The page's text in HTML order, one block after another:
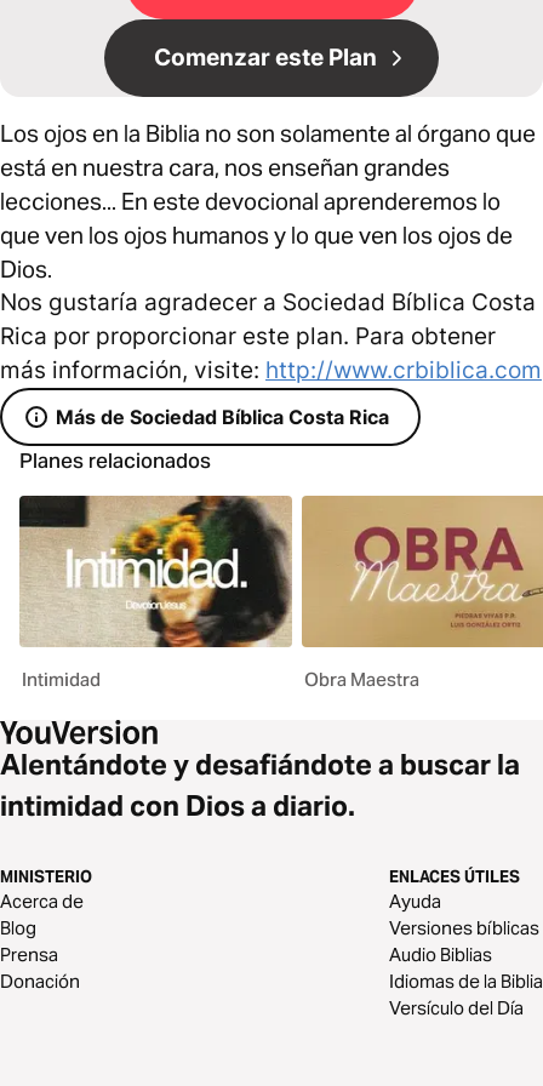
Comenzar este Plan
Los ojos en la Biblia no son solamente al órgano que
está en nuestra cara, nos enseñan grandes
lecciones... En este devocional aprenderemos lo
que ven los ojos humanos y lo que ven los ojos de
Dios.
Nos gustaría agradecer a Sociedad Bíblica Costa
Rica por proporcionar este plan. Para obtener
más información, visite: http://www.crbiblica.com
Más de Sociedad Bíblica Costa Rica
Planes relacionados
Intimidad Obra Maestra
Alentándote y desafiándote a buscar la
intimidad con Dios a diario.
MINISTERIO
Acerca de
Blog
Prensa
Donación
ENLACES ÚTILES
Ayuda
Versiones bíblicas
Audio Biblias
Idiomas de la Biblia
Versículo del Día